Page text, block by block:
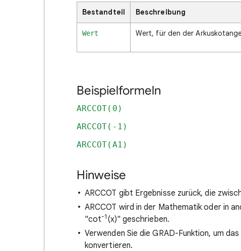
Bestandteil Beschreibung
Wert Wert, für den der
Beispielformeln
ARCCOT(0)
ARCCOT(-1)
ARCCOT(A1)
Hinweise
ARCCOT gibt Ergebnisse zurück, die
ARCCOT wird in der Mathematik oder in
"cot-1 (x)" geschrieben.
Verwenden Sie die GRAD-Funktion, um
konvertieren.